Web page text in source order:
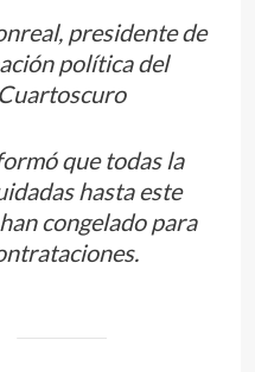
presidente de
política del
que todas la
hasta este
congelado para